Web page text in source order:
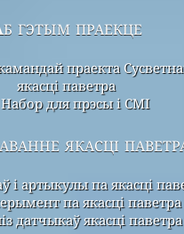
гэтым праекце
праекта
якасці паветра
Набор для прэсы і СМІ
якасці
і артыкулы па якасці
па якасці паветра
датчыкаў якасці паветра